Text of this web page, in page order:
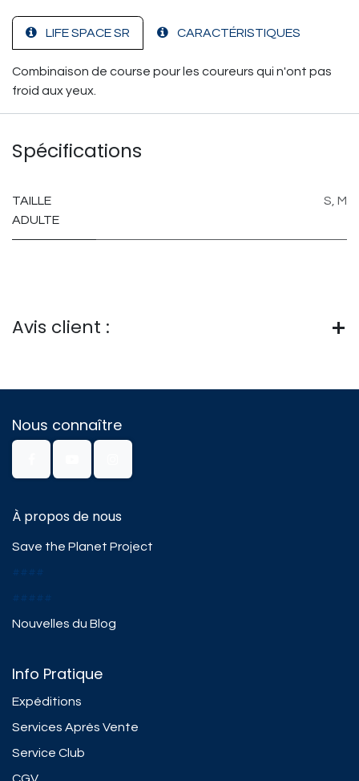
LIFE SPACE SR CARACTÉRISTIQUES
Combinaison de course pour les coureurs qui n'ont pas
froid aux yeux.
Spécifications
TAILLE
ADULTE
S, M
Avis client :
Nous connaître
À propos de nous
Save the Planet Project
####
#####
Nouvelles du Blog
Info Pratique
Expéditions
Services Après Vente
Service Club